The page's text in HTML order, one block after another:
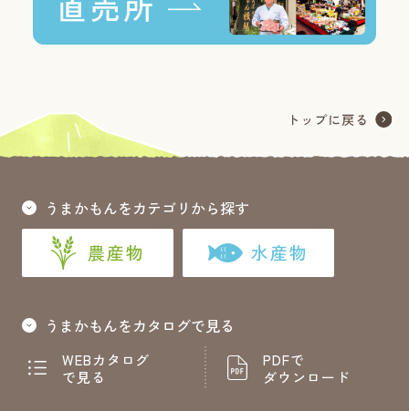
うまかもんをカテゴリから探す
農産物 水産物
うまかもんをカタログで見る
WEBカタログ
で見る
PDFで
ダウンロード